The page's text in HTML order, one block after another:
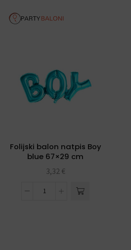
Folijski balon natpis Boy
blue 67×29 cm
3,32 €